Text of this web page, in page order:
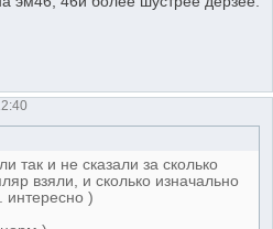
так и не сказали за сколько
взяли, и сколько изначально
интересно )